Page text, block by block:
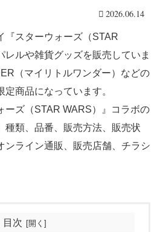
2026.06.14
『スターウォーズ（STAR
レルや雑貨グッズを販売していま
（マイリトルワンダー）などの
商品になっています。
ーズ（STAR WARS）』コラボの
種類、品番、販売方法、販売状
ンライン通販、販売店舗、チラシ
目次